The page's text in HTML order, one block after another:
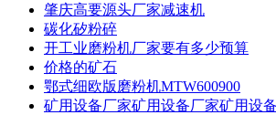
肇庆高要源头厂家减速机
碳化矽粉碎
开工业磨粉机厂家要有多少预算
价格的矿石
鄂式细欧版磨粉机MTW600900
矿用设备厂家矿用设备厂家矿用设